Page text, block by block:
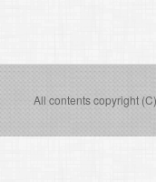
All contents copyright